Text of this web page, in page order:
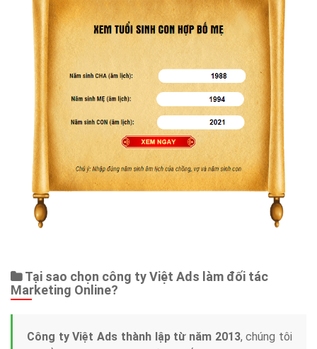
Tại sao chọn công ty Việt Ads làm đối tác
Marketing Online?
Công ty Việt Ads thành lập từ năm 2013, chúng tôi